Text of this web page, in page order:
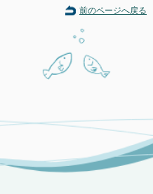
前のページへ戻る